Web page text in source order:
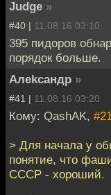
Judge »
#40 | 11.08.16 03:10
395 пидоров
порядок больше.
Алеkсандр »
#41 | 11.08.16 03:20
Кому: QashAK,
> Для начала у
понятие, что
СССР - хороший.